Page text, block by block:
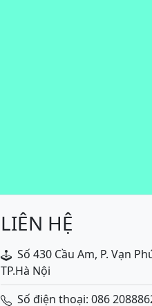
LIÊN HỆ
Số 430 Cầu Am, P. Vạn
TP.Hà Nội
Số điện thoại: 086